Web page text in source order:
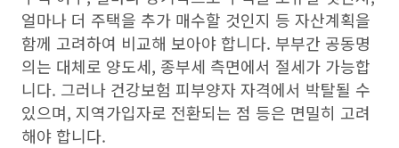
얼마나 더 주택을 추가 매수할 것인지 등 자산계획을
함께 고려하여 비교해 보아야 합니다. 부부간 공동명
의는 대체로 양도세, 종부세 측면에서 절세가 가능합
니다. 그러나 건강보험 피부양자 자격에서 박탈될 수
있으며, 지역가입자로 전환되는 점 등은 면밀히 고려
해야 합니다.